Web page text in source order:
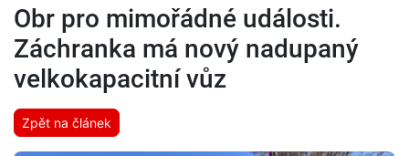
Obr pro mimořádné události.
Záchranka má nový nadupaný
velkokapacitní vůz
Zpět na článek